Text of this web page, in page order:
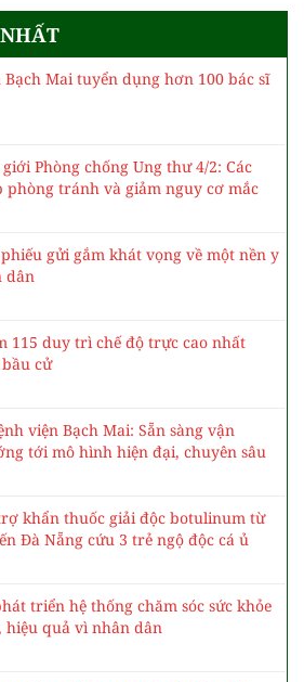
Bạch Mai tuyển dụng hơn 100 bác sĩ
Phòng chống Ung thư 4/2: Các
phòng tránh và giảm nguy cơ mắc
gửi gắm khát vọng về một nền y
dân
115 duy trì chế độ trực cao nhất
cử
viện Bạch Mai: Sẵn sàng vận
tới mô hình hiện đại, chuyên sâu
khẩn thuốc giải độc botulinum từ
Đà Nẵng cứu 3 trẻ ngộ độc cá ủ
triển hệ thống chăm sóc sức khỏe
hiệu quả vì nhân dân